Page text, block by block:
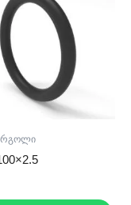
რგოლი